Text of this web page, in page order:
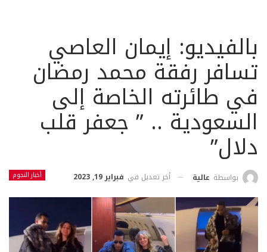
بالفيديو: إيمان العاصي
تسافر رفقة محمد رمضان
في طائرته الخاصة إلى
السعودية .. ” جعفر قلب
دلال”
أخبار النجوم بواسطة عالية أخر تعديل في فبراير 19, 2023